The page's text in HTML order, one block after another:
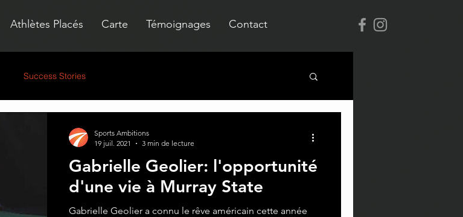
Athlètes Placés Carte Témoignages Contact
Success Stories
Gabrielle Geolier: l'opportunité
d'une vie à Murray State
Gabrielle Geolier a connu le rêve américain cette année
Sports Ambitions
19 juil. 2021
3 min de lecture